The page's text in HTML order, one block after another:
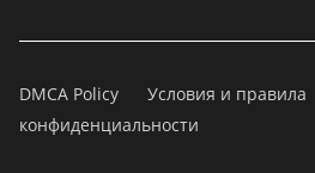
DMCA Policy Условия и правила
конфиденциальности